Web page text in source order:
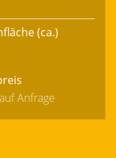
(ca.)
Anfrage